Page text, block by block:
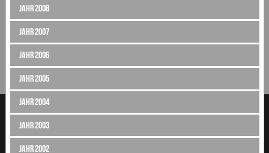
Jahr 2008
Jahr 2007
Jahr 2006
Jahr 2005
Jahr 2004
Jahr 2003
Jahr 2002